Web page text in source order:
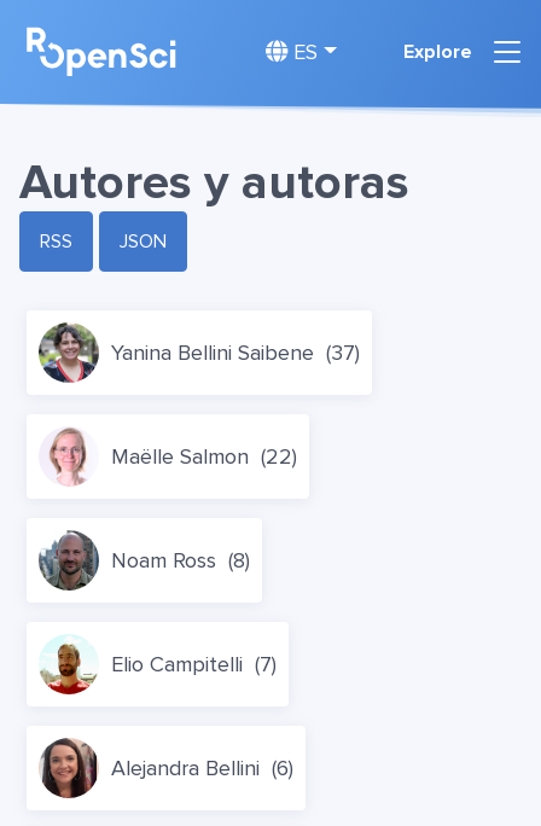
ES Explore
Autores y autoras
RSS JSON
Yanina Bellini Saibene (37)
Maëlle Salmon (22)
Noam Ross (8)
Elio Campitelli (7)
Alejandra Bellini (6)